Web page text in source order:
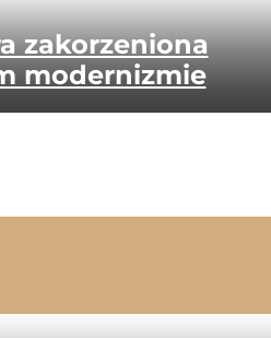
zakorzeniona
modernizmie